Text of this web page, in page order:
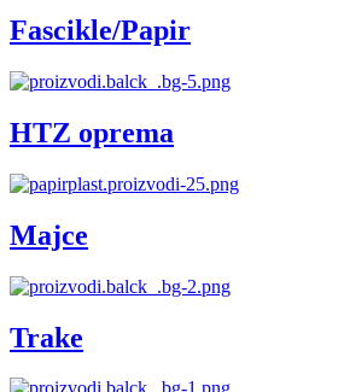
Fascikle/Papir
HTZ oprema
Majce
Trake